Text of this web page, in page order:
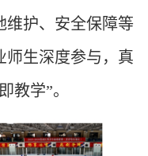
维护、安全保障等
师生深度参与，真
教学”。